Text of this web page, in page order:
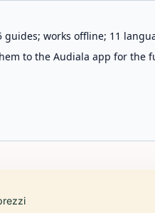
works offline; 11
to the Audiala app for the